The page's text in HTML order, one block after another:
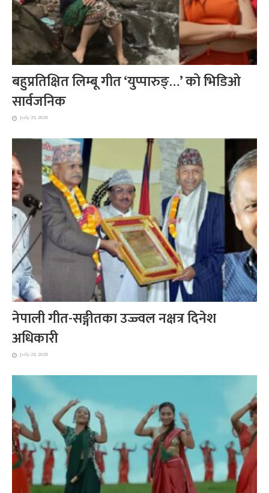
बहुप्रतिक्षित लिम्बू गीत ‘युप्पारुङ्…’ को भिडिओ
सार्वजनिक
July 25, 2026
नेपाली गीत-सङ्गीतका उज्ज्वल नक्षत्र दिनेश
अधिकारी
July 23, 2026